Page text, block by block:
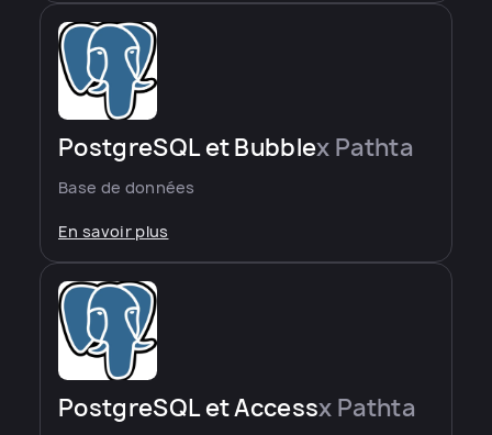
PostgreSQL et Bubblex Pathta
Base de données
En savoir plus
PostgreSQL et Accessx Pathta